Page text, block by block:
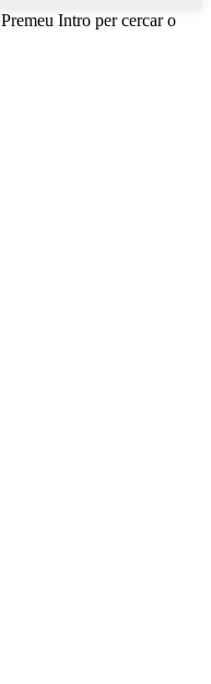
Premeu Intro per cercar o